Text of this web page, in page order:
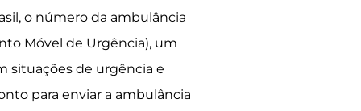
o número da ambulância
Móvel de Urgência), um
situações de urgência e
para enviar a ambulância